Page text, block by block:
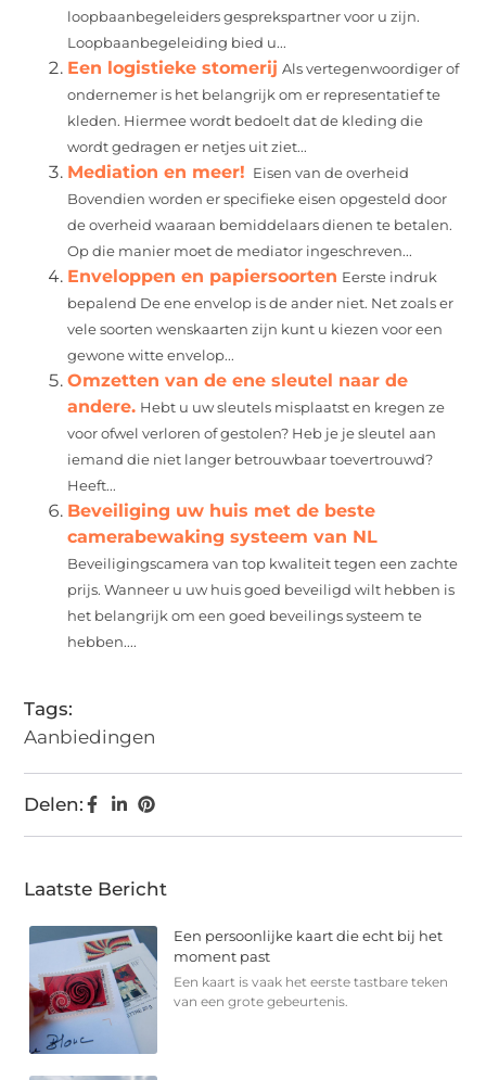
loopbaanbegeleiders gesprekspartner voor u zijn.
Loopbaanbegeleiding bied u...
Een logistieke stomerij Als vertegenwoordiger of
ondernemer is het belangrijk om er representatief te
kleden. Hiermee wordt bedoelt dat de kleding die
wordt gedragen er netjes uit ziet...
Mediation en meer! Eisen van de overheid
Bovendien worden er specifieke eisen opgesteld door
de overheid waaraan bemiddelaars dienen te betalen.
Op die manier moet de mediator ingeschreven...
Enveloppen en papiersoorten Eerste indruk
bepalend De ene envelop is de ander niet. Net zoals er
vele soorten wenskaarten zijn kunt u kiezen voor een
gewone witte envelop...
Omzetten van de ene sleutel naar de
andere. Hebt u uw sleutels misplaatst en kregen ze
voor ofwel verloren of gestolen? Heb je je sleutel aan
iemand die niet langer betrouwbaar toevertrouwd?
Heeft...
Beveiliging uw huis met de beste
camerabewaking systeem van NL
Beveiligingscamera van top kwaliteit tegen een zachte
prijs. Wanneer u uw huis goed beveiligd wilt hebben is
het belangrijk om een goed beveilings systeem te
hebben....
Tags:
Aanbiedingen
Delen:
Laatste Bericht
Een persoonlijke kaart die echt bij het
moment past
Een kaart is vaak het eerste tastbare teken
van een grote gebeurtenis.